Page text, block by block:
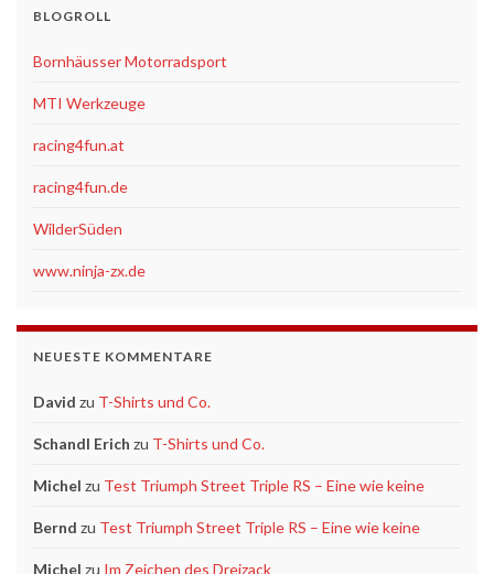
BLOGROLL
Bornhäusser Motorradsport
MTI Werkzeuge
racing4fun.at
racing4fun.de
WilderSüden
www.ninja-zx.de
NEUESTE KOMMENTARE
David zu T-Shirts und Co.
Schandl Erich zu T-Shirts und Co.
Michel zu Test Triumph Street Triple RS – Eine wie keine
Bernd zu Test Triumph Street Triple RS – Eine wie keine
Michel zu Im Zeichen des Dreizack